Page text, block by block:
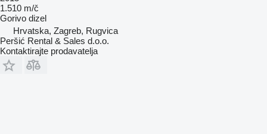
1.510 m/č
Gorivo dizel
Hrvatska, Zagreb, Rugvica
Peršić Rental & Sales d.o.o.
Kontaktirajte prodavatelja